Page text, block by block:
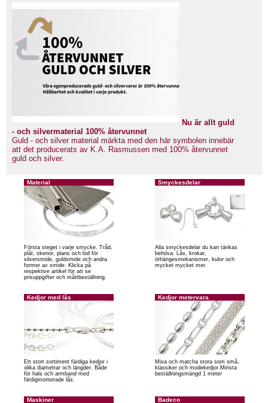
Nu är allt guld
- och silvermaterial 100% återvunnet
Guld - och silver material märkta med den här symbolen innebär
att det producerats av K.A. Rasmussen med 100% återvunnet
guld och silver.
Material
Första steget i varje smycke. Tråd,
plåt, skenor, plans och lod för
silversmide, guldsmide och andra
former av smide. Klicka på
respektive artikel för att se
prisuppgifter och måttbeställning.
Smyckesdelar
Alla smyckesdelar du kan tänkas
behöva. Lås, krokar,
örhängesmekanismer, kulor och
mycket mycket mer.
Kedjor med lås
Ett stort sortiment färdiga kedjor i
olika diametrar och längder. Både
för hals och armband med
färdigmonterade lås.
Kedjor metervara
Mixa och matcha stora som små,
klassiker och modekedjor.Minsta
beställningsmängd 1 meter
Maskiner Badeco